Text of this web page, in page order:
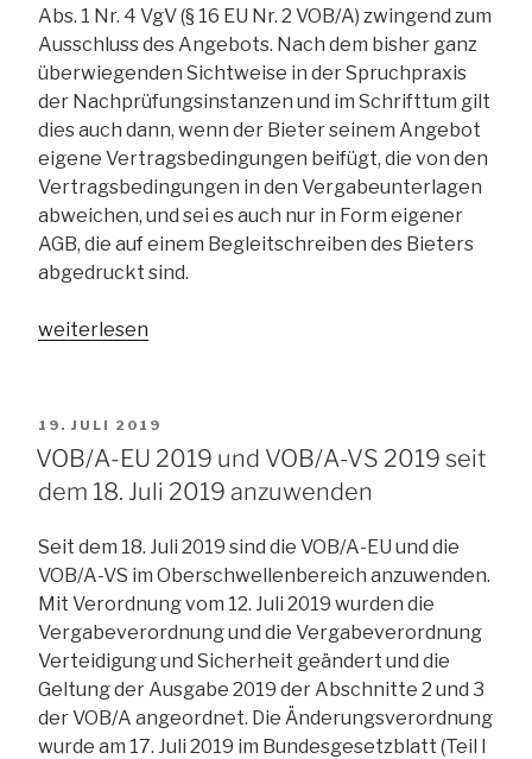
Abs. 1 Nr. 4 VgV (§ 16 EU Nr. 2 VOB/A) zwingend zum
Ausschluss des Angebots. Nach dem bisher ganz
überwiegenden Sichtweise in der Spruchpraxis
der Nachprüfungsinstanzen und im Schrifttum gilt
dies auch dann, wenn der Bieter seinem Angebot
eigene Vertragsbedingungen beifügt, die von den
Vertragsbedingungen in den Vergabeunterlagen
abweichen, und sei es auch nur in Form eigener
AGB, die auf einem Begleitschreiben des Bieters
abgedruckt sind.
„BGH:
Bieters
führt
zwingend
zum
Ausschluss
des
Angebots“
weiterlesen
VERÖFFENTLICHT
AM
19. JULI 2019
VOB/A-EU 2019 und VOB/A-VS 2019 seit
dem 18. Juli 2019 anzuwenden
Seit dem 18. Juli 2019 sind die VOB/A-EU und die
VOB/A-VS im Oberschwellenbereich anzuwenden.
Mit Verordnung vom 12. Juli 2019 wurden die
Vergabeverordnung und die Vergabeverordnung
Verteidigung und Sicherheit geändert und die
Geltung der Ausgabe 2019 der Abschnitte 2 und 3
der VOB/A angeordnet. Die Änderungsverordnung
wurde am 17. Juli 2019 im Bundesgesetzblatt (Teil I